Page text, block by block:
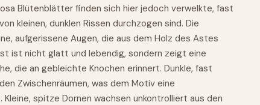
Blütenblätter finden sich hier jedoch verwelkte, fast
kleinen, dunklen Rissen durchzogen sind. Die
aufgerissene Augen, die aus dem Holz des Astes
ist nicht glatt und lebendig, sondern zeigt eine
die an gebleichte Knochen erinnert. Dunkle, fast
Zwischenräumen, was dem Motiv eine
spitze Dornen wachsen unkontrolliert aus den